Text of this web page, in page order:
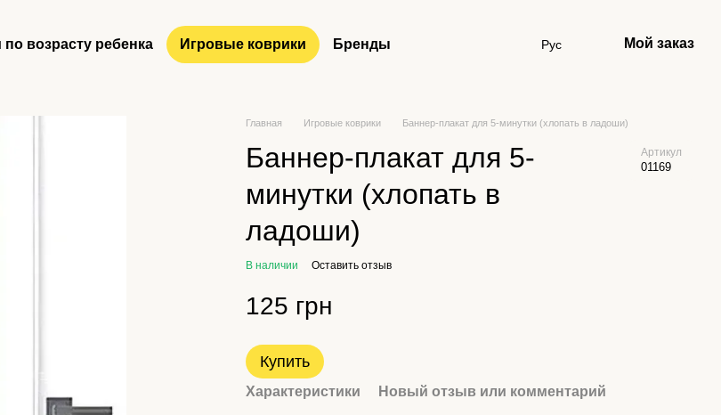
по возрасту ребенка Игровые коврики Бренды Рус Мой заказ
Главная Игровые коврики Баннер-плакат для 5-минутки (хлопать в ладоши)
Баннер-плакат для 5-
минутки (хлопать в
ладоши)
Артикул
01169
В наличии Оставить отзыв
125 грн
Купить
Характеристики Новый отзыв или комментарий